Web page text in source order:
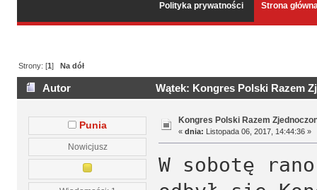
Polityka prywatności Strona
Strony: [1]Na dół
Autor Wątek: Kongres Polski Razem
Punia
Nowicjusz
Kongres Polski Razem
« dnia: Listopada 06, 2017, 14:44:36 »
W sobotę